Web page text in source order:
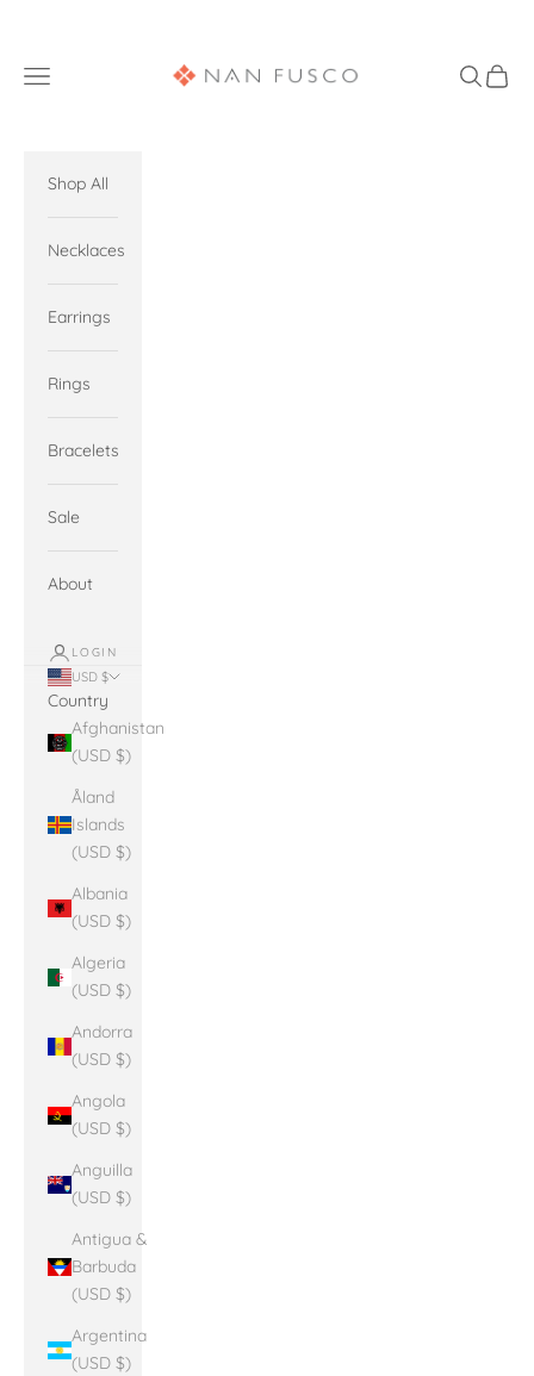
Navigation menu Search
Cart
Shop All
Necklaces
Earrings
Rings
Bracelets
Sale
About
LOGIN
USD $
Country
Afghanistan
(USD $)
Åland
Islands
(USD $)
Albania
(USD $)
Algeria
(USD $)
Andorra
(USD $)
Angola
(USD $)
Anguilla
(USD $)
Antigua &
Barbuda
(USD $)
Argentina
(USD $)